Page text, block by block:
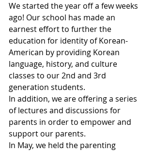
We started the year off a few weeks
ago! Our school has made an
earnest effort to further the
education for identity of Korean-
American by providing Korean
language, history, and culture
classes to our 2nd and 3rd
generation students.
In addition, we are offering a series
of lectures and discussions for
parents in order to empower and
support our parents.
In May, we held the parenting